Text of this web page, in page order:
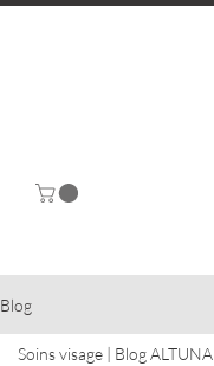
Blog
Soins visage | Blog ALTUNA